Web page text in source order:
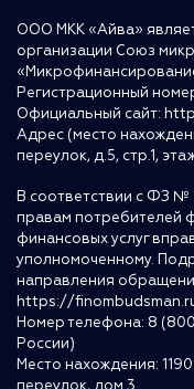
ООО МКК «Айва»
организации Союз
Регистрационный
Официальный сайт:
Адрес (место
переулок, д.5, стр.1,
В соответствии с ФЗ
правам потребителей
финансовых услуг
уполномоченному.
направления
https://
Номер телефона: 8
России)
Место нахождения: